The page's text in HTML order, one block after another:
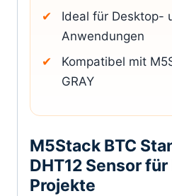
Ideal für Desktop-
Anwendungen
Kompatibel mit
GRAY
M5Stack BTC
DHT12 Sensor
Projekte